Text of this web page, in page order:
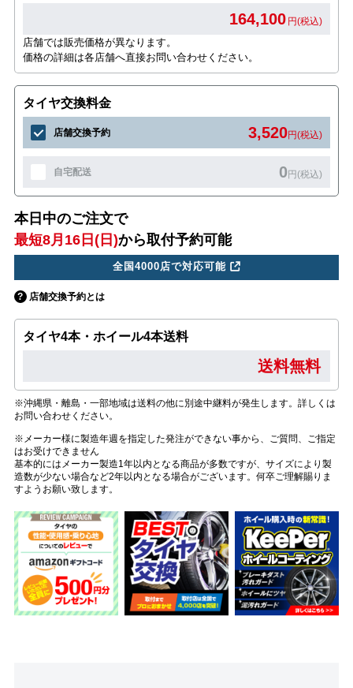
164,100 円(税込)
店舗では販売価格が異なります。
価格の詳細は各店舗へ直接お問い合わせください。
タイヤ交換料金
店舗交換予約 3,520円(税込)
自宅配送 0円(税込)
本日中のご注文で
最短8月16日(日)から取付予約可能
全国4000店で対応可能
店舗交換予約とは
タイヤ4本・ホイール4本送料
送料無料
※沖縄県・離島・一部地域は送料の他に別途中継料が発生します。詳しくは
お問い合わせください。
※メーカー様に製造年週を指定した発注ができない事から、ご質問、ご指定
はお受けできません
基本的にはメーカー製造1年以内となる商品が多数ですが、サイズにより製
造数が少ない場合など2年以内となる場合がございます。何卒ご理解賜りま
すようお願い致します。